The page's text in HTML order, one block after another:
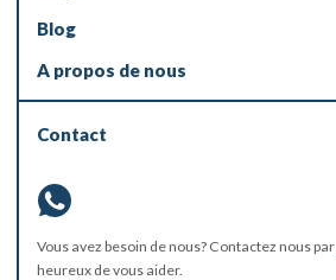
Blog
A propos de nous
Contact
Vous avez besoin de nous? Contactez nous par
heureux de vous aider.